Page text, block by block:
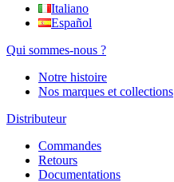
Italiano
Español
Qui sommes-nous ?
Notre histoire
Nos marques et collections
Distributeur
Commandes
Retours
Documentations